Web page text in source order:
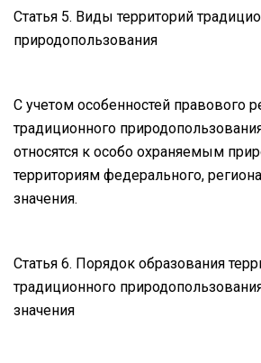
Статья 5. Виды территорий
природопользования
С учетом особенностей правового
традиционного
относятся к особо охраняемым
территориям федерального,
значения.
Статья 6. Порядок образования
традиционного
значения